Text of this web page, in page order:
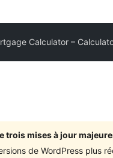
Calculator –
trois mises à jour
de WordPress plus